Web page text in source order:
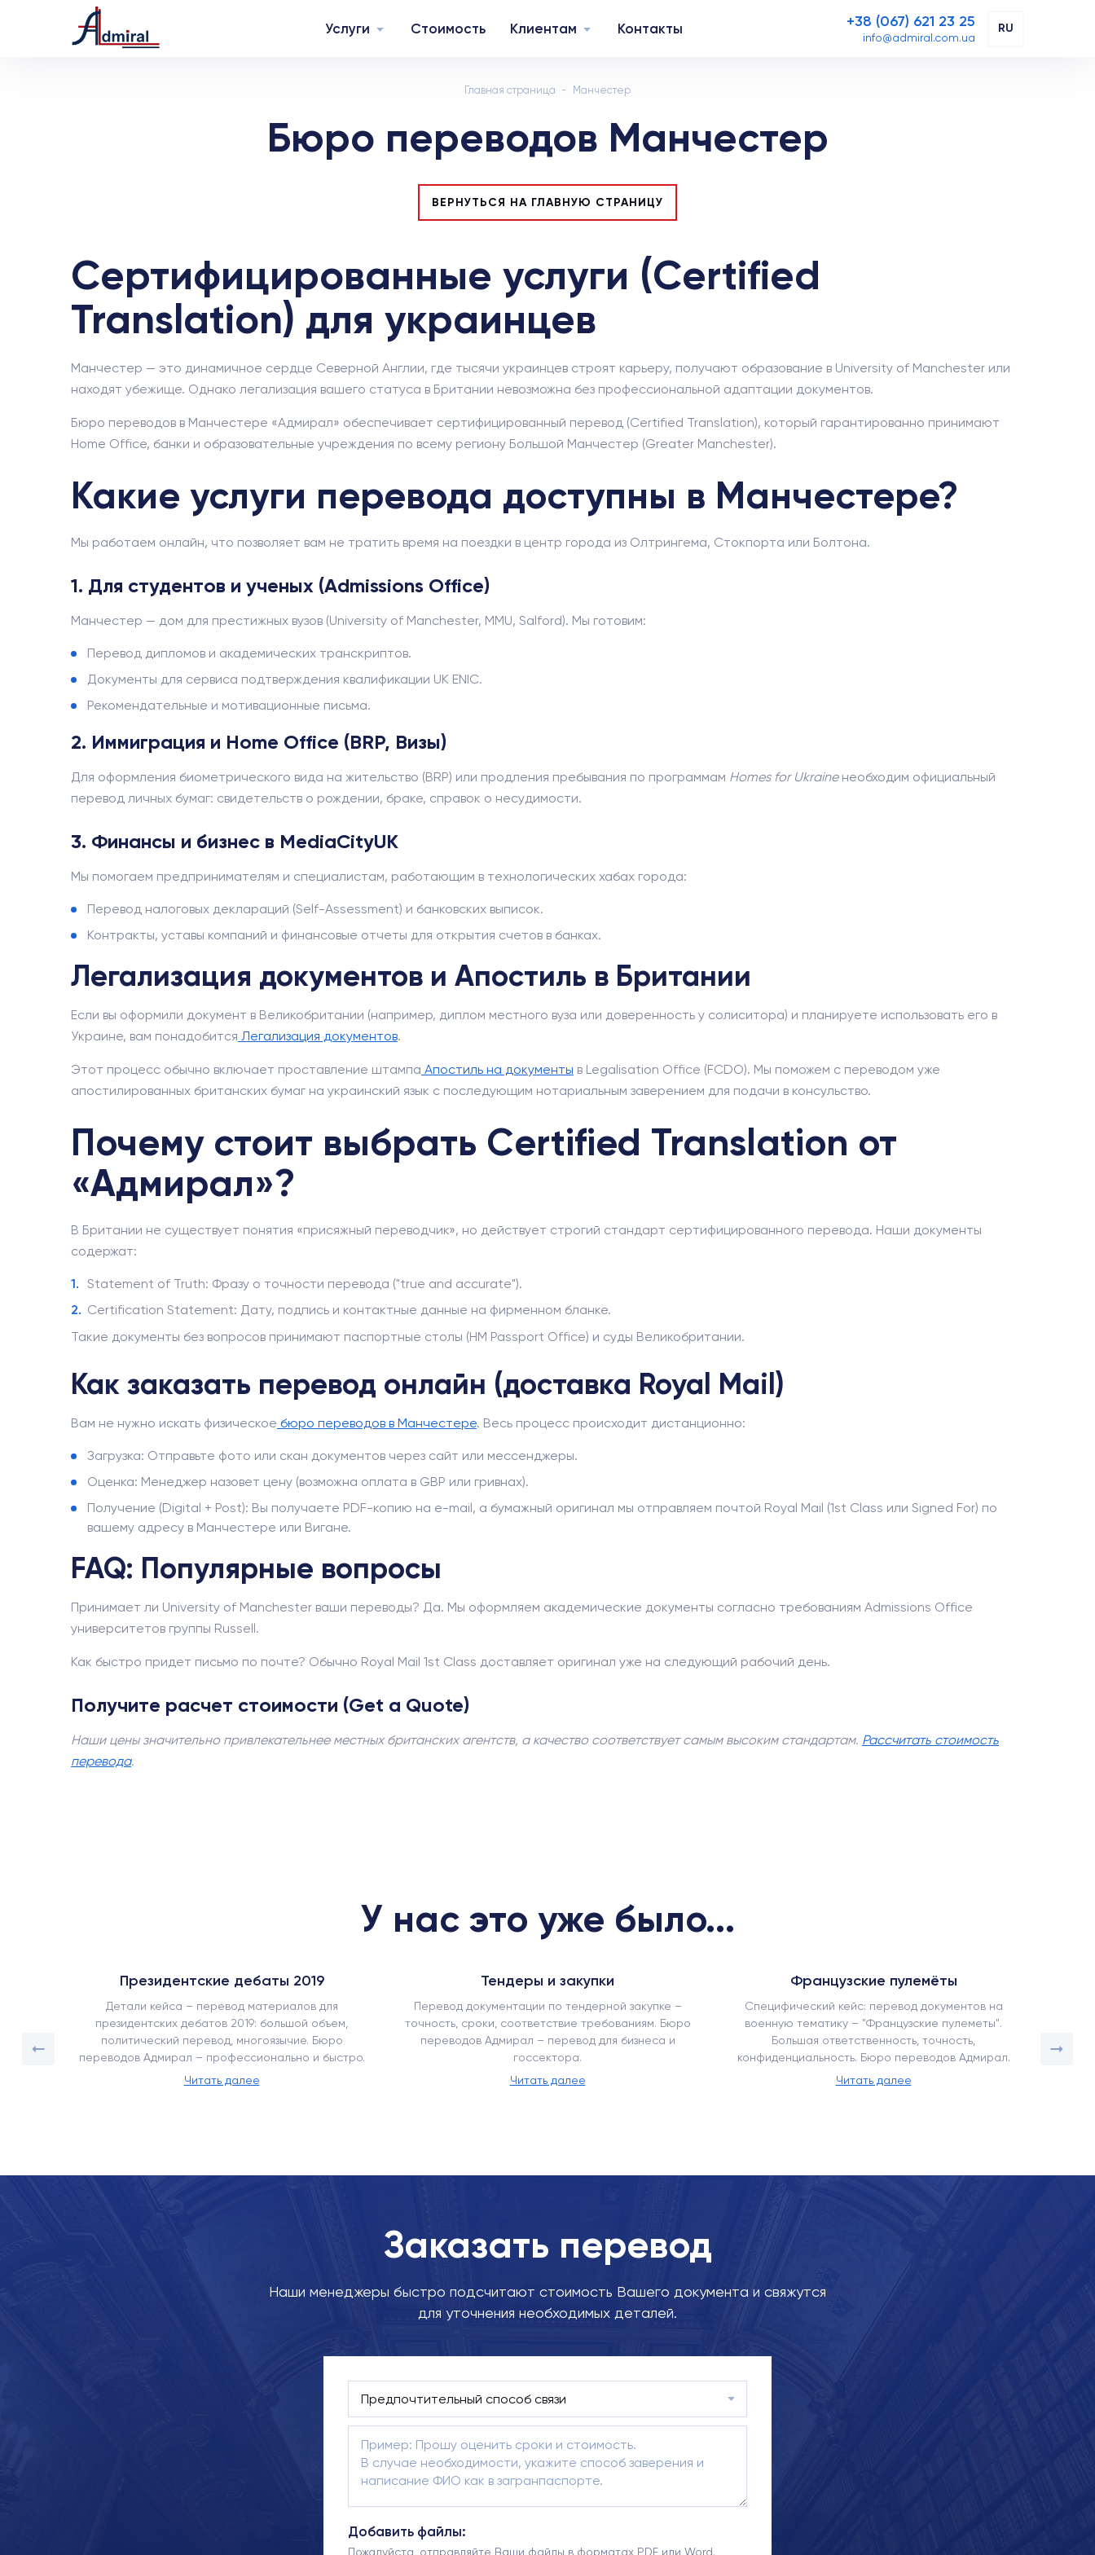
Услуги Стоимость Клиентам Контакты +38 (067) 621 23 25
info@admiral.com.ua
RU
Главная страница Манчестер
Бюро переводов Манчестер
ВЕРНУТЬСЯ НА ГЛАВНУЮ СТРАНИЦУ
Сертифицированные услуги (Certified
Translation) для украинцев
Манчестер — это динамичное сердце Северной Англии, где тысячи украинцев строят карьеру, получают образование в University of Manchester или
находят убежище. Однако легализация вашего статуса в Британии невозможна без профессиональной адаптации документов.
Бюро переводов в Манчестере «Адмирал» обеспечивает сертифицированный перевод (Certified Translation), который гарантированно принимают
Home Office, банки и образовательные учреждения по всему региону Большой Манчестер (Greater Manchester).
Какие услуги перевода доступны в Манчестере?
Мы работаем онлайн, что позволяет вам не тратить время на поездки в центр города из Олтрингема, Стокпорта или Болтона.
1. Для студентов и ученых (Admissions Office)
Манчестер — дом для престижных вузов (University of Manchester, MMU, Salford). Мы готовим:
Перевод дипломов и академических транскриптов.
Документы для сервиса подтверждения квалификации UK ENIC.
Рекомендательные и мотивационные письма.
2. Иммиграция и Home Office (BRP, Визы)
Для оформления биометрического вида на жительство (BRP) или продления пребывания по программам Homes for Ukraineнеобходим официальный
перевод личных бумаг: свидетельств о рождении, браке, справок о несудимости.
3. Финансы и бизнес в MediaCityUK
Мы помогаем предпринимателям и специалистам, работающим в технологических хабах города:
Перевод налоговых деклараций (Self-Assessment) и банковских выписок.
Контракты, уставы компаний и финансовые отчеты для открытия счетов в банках.
Легализация документов и Апостиль в Британии
Если вы оформили документ в Великобритании (например, диплом местного вуза или доверенность у солиситора) и планируете использовать его в
Украине, вам понадобится Легализация документов.
Этот процесс обычно включает проставление штампа Апостиль на документы в Legalisation Office (FCDO). Мы поможем с переводом уже
апостилированных британских бумаг на украинский язык с последующим нотариальным заверением для подачи в консульство.
Почему стоит выбрать Certified Translation от
«Адмирал»?
В Британии не существует понятия «присяжный переводчик», но действует строгий стандарт сертифицированного перевода. Наши документы
содержат:
Statement of Truth: Фразу о точности перевода ("true and accurate").
Certification Statement: Дату, подпись и контактные данные на фирменном бланке.
Такие документы без вопросов принимают паспортные столы (HM Passport Office) и суды Великобритании.
Как заказать перевод онлайн (доставка Royal Mail)
Вам не нужно искать физическое бюро переводов в Манчестере. Весь процесс происходит дистанционно:
Загрузка: Отправьте фото или скан документов через сайт или мессенджеры.
Оценка: Менеджер назовет цену (возможна оплата в GBP или гривнах).
Получение (Digital + Post): Вы получаете PDF-копию на e-mail, а бумажный оригинал мы отправляем почтой Royal Mail (1st Class или Signed For) по
вашему адресу в Манчестере или Вигане.
FAQ: Популярные вопросы
Принимает ли University of Manchester ваши переводы? Да. Мы оформляем академические документы согласно требованиям Admissions Office
университетов группы Russell.
Как быстро придет письмо по почте? Обычно Royal Mail 1st Class доставляет оригинал уже на следующий рабочий день.
Получите расчет стоимости (Get a Quote)
Наши цены значительно привлекательнее местных британских агентств, а качество соответствует самым высоким стандартам. Рассчитать стоимость
перевода.
У нас это уже было...
Президентские дебаты 2019
Детали кейса – перевод материалов для
президентских дебатов 2019: большой объем,
политический перевод, многоязычие. Бюро
переводов Адмирал – профессионально и быстро.
Читать далее
Тендеры и закупки
Перевод документации по тендерной закупке –
точность, сроки, соответствие требованиям. Бюро
переводов Адмирал – перевод для бизнеса и
госсектора.
Читать далее
Французские пулемёты
Специфический кейс: перевод документов на
военную тематику – "Французские пулеметы".
Большая ответственность, точность,
конфиденциальность. Бюро переводов Адмирал.
Читать далее
Заказать перевод
Наши менеджеры быстро подсчитают стоимость Вашего документа и свяжутся
для уточнения необходимых деталей.
Добавить файлы:
Пожалуйста, отправляйте Ваши файлы в форматах PDF или Word.